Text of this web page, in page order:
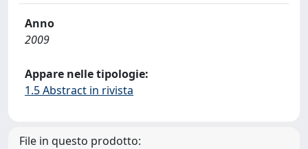
Anno
2009
Appare nelle tipologie:
1.5 Abstract in rivista
File in questo prodotto: